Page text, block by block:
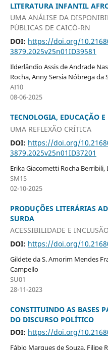
LITERATURA INFANTIL
UMA ANÁLISE DA
PÚBLICAS DE CAICÓ-RN
DOI: https://doi.org/
3879.2025v25n01ID39581
Ilderlândio Assis de Andrade
Rocha, Anny Sersia Nóbrega da
AI10
08-06-2025
TECNOLOGIA, EDUCAÇÃO
UMA REFLEXÃO CRÍTICA
DOI: https://doi.org/
3879.2025v25n01ID37201
Erika Giacometti Rocha
SM15
02-10-2025
PRODUÇÕES LITERÁRIAS
SURDA
ACESSIBILIDADE E
DOI: https://doi.org/
Gildete da S. Amorim Mendes
Campello
SU01
28-11-2023
CONSTITUINDO AS BASES
DO DISCURSO POLÍTICO
DOI: https://doi.org/
Fábio Marques de Souza, Filipe